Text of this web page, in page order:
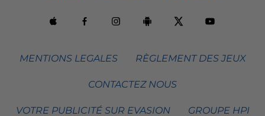
MENTIONS LEGALES RÈGLEMENT DES JEUX
CONTACTEZ NOUS
VOTRE PUBLICITÉ SUR EVASION GROUPE HPI